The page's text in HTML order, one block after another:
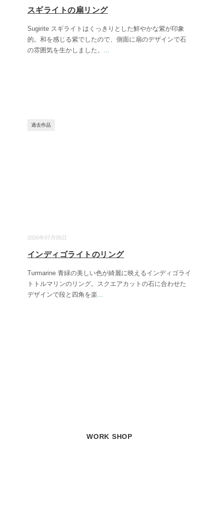
スギライトの扇リング
Sugirite スギライトはくっきりとした鮮やかな紫が印象
的。和を感じる紫でしたので、側面に扇のデザインで石
の雰囲気を生かしました。 ...
2026年07月05日
過去作品
インディゴライトのリング
Turmarine 青緑の美しい色が綺麗に映えるインディゴライ
トトルマリンのリング。スクエアカットの石に合わせた
デザインで段と四角を楽...
WORK SHOP